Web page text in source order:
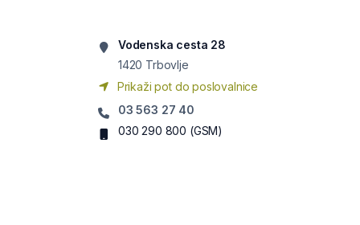
Vodenska cesta 28
1420 Trbovlje
Prikaži pot do poslovalnice
03 563 27 40
030 290 800 (GSM)